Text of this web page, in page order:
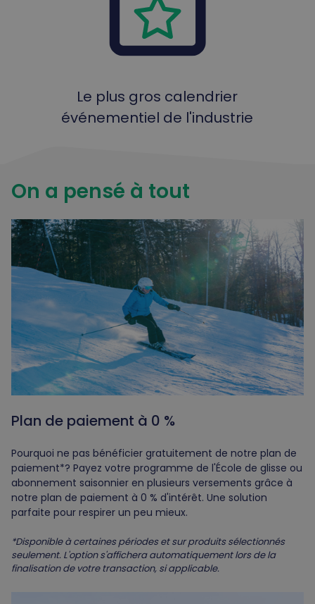
Le plus gros calendrier
événementiel de l'industrie
On a pensé à tout
Plan de paiement à 0 %
Pourquoi ne pas bénéficier gratuitement de notre plan de
paiement*? Payez votre programme de l'École de glisse ou
abonnement saisonnier en plusieurs versements grâce à
notre plan de paiement à 0 % d'intérêt. Une solution
parfaite pour respirer un peu mieux.
*Disponible à certaines périodes et sur produits sélectionnés
seulement. L'option s'affichera automatiquement lors de la
finalisation de votre transaction, si applicable.